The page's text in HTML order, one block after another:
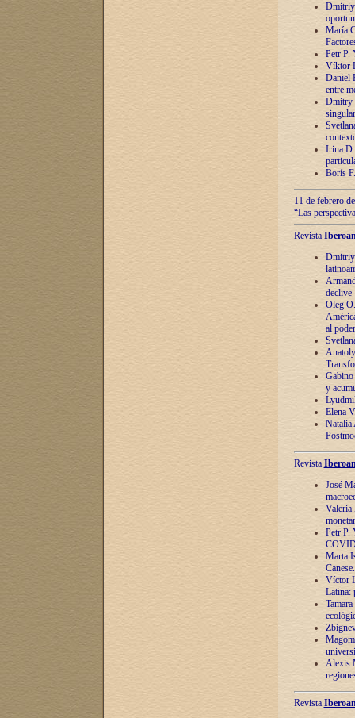
Dmitriy
María
Petr P.
Víktor
Daniel
entre
Dmitry
Irina
Borís
11 de febrero
“Las
Revista
Dmitriy
declive
Oleg
al poder
y
Elena
Natalia
Revista
José
Valeria
Petr P.
Marta
Víctor
Latina:
Alexis
Revista